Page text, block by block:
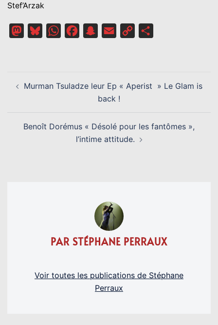
Stef’Arzak
MastodonBlueskyWhatsAppFacebookSnapchat
Email
Copy
D’ARTICLE
Murman Tsuladze leur Ep « Aperist » Le Glam is
back !
Benoît Dorémus « Désolé pour les fantômes »,
l’intime attitude.
PAR STÉPHANE PERRAUX
Voir toutes les publications de Stéphane
Perraux